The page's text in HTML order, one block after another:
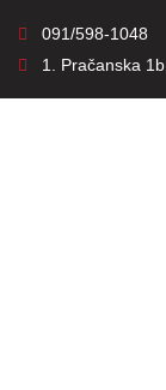
091/598-1048
1. Pračanska